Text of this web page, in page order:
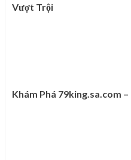
Vượt Trội
Khám Phá 79king.sa.com